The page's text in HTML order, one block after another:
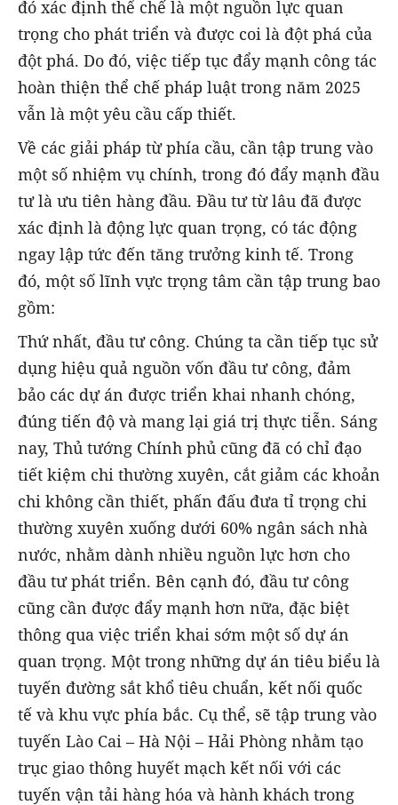
đó xác định thể chế là một nguồn lực quan
trọng cho phát triển và được coi là đột phá của
đột phá. Do đó, việc tiếp tục đẩy mạnh công tác
hoàn thiện thể chế pháp luật trong năm 2025
vẫn là một yêu cầu cấp thiết.
Về các giải pháp từ phía cầu, cần tập trung vào
một số nhiệm vụ chính, trong đó đẩy mạnh đầu
tư là ưu tiên hàng đầu. Đầu tư từ lâu đã được
xác định là động lực quan trọng, có tác động
ngay lập tức đến tăng trưởng kinh tế. Trong
đó, một số lĩnh vực trọng tâm cần tập trung bao
gồm:
Thứ nhất, đầu tư công. Chúng ta cần tiếp tục sử
dụng hiệu quả nguồn vốn đầu tư công, đảm
bảo các dự án được triển khai nhanh chóng,
đúng tiến độ và mang lại giá trị thực tiễn. Sáng
nay, Thủ tướng Chính phủ cũng đã có chỉ đạo
tiết kiệm chi thường xuyên, cắt giảm các khoản
chi không cần thiết, phấn đấu đưa tỉ trọng chi
thường xuyên xuống dưới 60% ngân sách nhà
nước, nhằm dành nhiều nguồn lực hơn cho
đầu tư phát triển. Bên cạnh đó, đầu tư công
cũng cần được đẩy mạnh hơn nữa, đặc biệt
thông qua việc triển khai sớm một số dự án
quan trọng. Một trong những dự án tiêu biểu là
tuyến đường sắt khổ tiêu chuẩn, kết nối quốc
tế và khu vực phía bắc. Cụ thể, sẽ tập trung vào
tuyến Lào Cai – Hà Nội – Hải Phòng nhằm tạo
trục giao thông huyết mạch kết nối với các
tuyến vận tải hàng hóa và hành khách trong